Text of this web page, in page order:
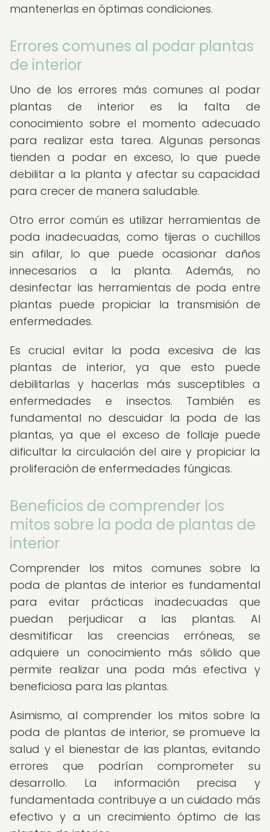
mantenerlas en óptimas condiciones.
Errores comunes al podar plantas
de interior
Uno de los errores más comunes al podar
plantas de interior es la falta de
conocimiento sobre el momento adecuado
para realizar esta tarea. Algunas personas
tienden a podar en exceso, lo que puede
debilitar a la planta y afectar su capacidad
para crecer de manera saludable.
Otro error común es utilizar herramientas de
poda inadecuadas, como tijeras o cuchillos
sin afilar, lo que puede ocasionar daños
innecesarios a la planta. Además, no
desinfectar las herramientas de poda entre
plantas puede propiciar la transmisión de
enfermedades.
Es crucial evitar la poda excesiva de las
plantas de interior, ya que esto puede
debilitarlas y hacerlas más susceptibles a
enfermedades e insectos. También es
fundamental no descuidar la poda de las
plantas, ya que el exceso de follaje puede
dificultar la circulación del aire y propiciar la
proliferación de enfermedades fúngicas.
Beneficios de comprender los
mitos sobre la poda de plantas de
interior
Comprender los mitos comunes sobre la
poda de plantas de interior es fundamental
para evitar prácticas inadecuadas que
puedan perjudicar a las plantas. Al
desmitificar las creencias erróneas, se
adquiere un conocimiento más sólido que
permite realizar una poda más efectiva y
beneficiosa para las plantas.
Asimismo, al comprender los mitos sobre la
poda de plantas de interior, se promueve la
salud y el bienestar de las plantas, evitando
errores que podrían comprometer su
desarrollo. La información precisa y
fundamentada contribuye a un cuidado más
efectivo y a un crecimiento óptimo de las